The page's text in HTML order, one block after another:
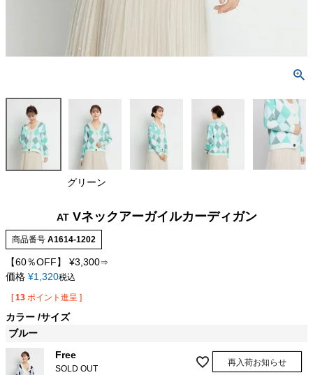
グリーン
AT Vネックアーガイルカーディガン
商品番号 A1614-1202
【60％OFF】 ¥3,300⇒
価格 ¥1,320税込
[ 13 ポイント進呈 ]
カラー サイズ
ブルー
Free
SOLD OUT
再入荷お知らせ